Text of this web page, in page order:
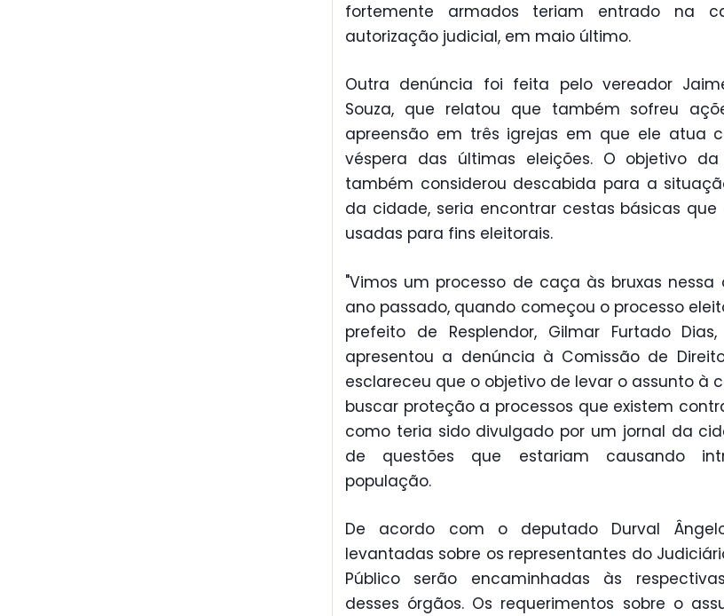
fortemente armados teriam entrado na
autorização judicial, em maio último.
Outra denúncia foi feita pelo vereador
Souza, que relatou que também sofreu
apreensão em três igrejas em que ele atua
véspera das últimas eleições. O objetivo
também considerou descabida para a
da cidade, seria encontrar cestas básicas
usadas para fins eleitorais.
"Vimos um processo de caça às bruxas
ano passado, quando começou o processo
prefeito de Resplendor, Gilmar Furtado
apresentou a denúncia à Comissão de
esclareceu que o objetivo de levar o assunto à
buscar proteção a processos que existem
como teria sido divulgado por um jornal da
de questões que estariam causando
população.
De acordo com o deputado Durval
levantadas sobre os representantes do
Público serão encaminhadas às
desses órgãos. Os requerimentos sobre o